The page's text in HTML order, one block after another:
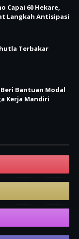
Capai 60 Hekare,
Langkah Antisipasi
Terbakar
Bantuan Modal
Kerja Mandiri